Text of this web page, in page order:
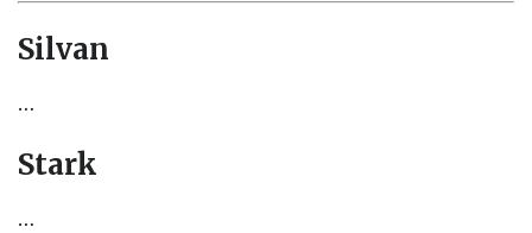
Silvan
…
Stark
…